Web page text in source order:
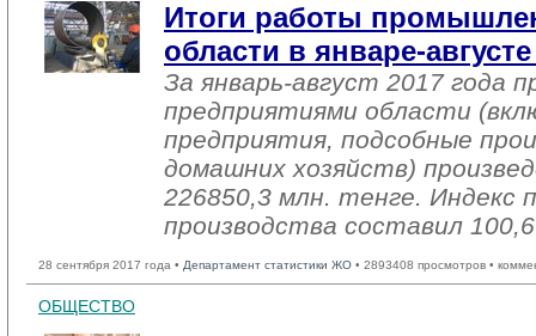
Итоги работы
области в январе-
За январь-август 2017 года
предприятиями области
предприятия, подсобные
домашних хозяйств)
226850,3 млн. тенге. Индекс
производства составил
28 сентября 2017 года • Департамент статистики ЖО • 2893408 просмотров •
ОБЩЕСТВО